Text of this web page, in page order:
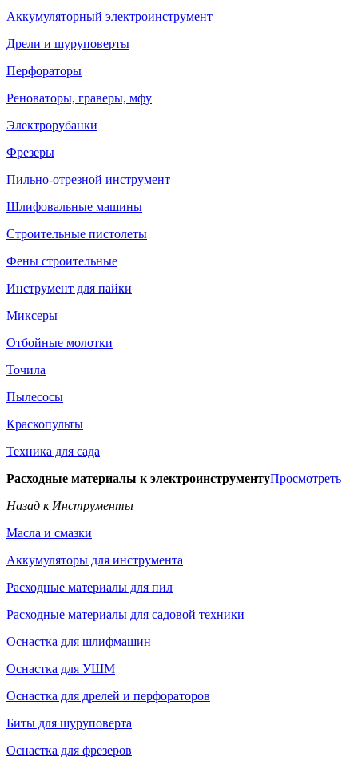
Аккумуляторный электроинструмент
Дрели и шуруповерты
Перфораторы
Реноваторы, граверы, мфу
Электрорубанки
Фрезеры
Пильно-отрезной инструмент
Шлифовальные машины
Строительные пистолеты
Фены строительные
Инструмент для пайки
Миксеры
Отбойные молотки
Точила
Пылесосы
Краскопульты
Техника для сада
Расходные материалы к электроинструментуПросмотреть
Назад к Инструменты
Масла и смазки
Аккумуляторы для инструмента
Расходные материалы для пил
Расходные материалы для садовой техники
Оснастка для шлифмашин
Оснастка для УШМ
Оснастка для дрелей и перфораторов
Биты для шуруповерта
Оснастка для фрезеров